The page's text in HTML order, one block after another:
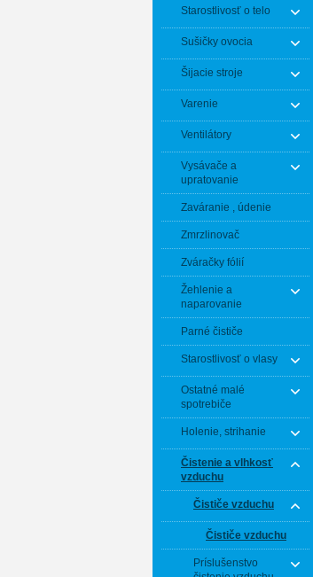
Starostlivosť o telo
Sušičky ovocia
Šijacie stroje
Varenie
Ventilátory
Vysávače a
upratovanie
Zaváranie , údenie
Zmrzlinovač
Zváračky fólií
Žehlenie a
naparovanie
Parné čističe
Starostlivosť o vlasy
Ostatné malé
spotrebiče
Holenie, strihanie
Čistenie a vlhkosť
vzduchu
Čističe vzduchu
Čističe vzduchu
Príslušenstvo